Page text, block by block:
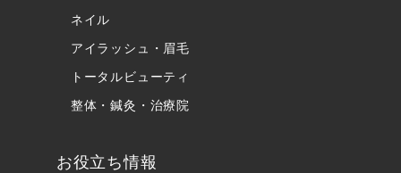
ネイル
アイラッシュ・眉毛
トータルビューティ
整体・鍼灸・治療院
お役立ち情報